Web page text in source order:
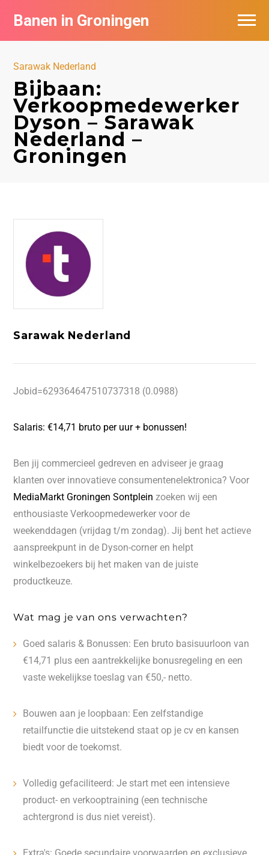
Banen in Groningen
Sarawak Nederland
Bijbaan:
Verkoopmedewerker
Dyson – Sarawak
Nederland –
Groningen
Sarawak Nederland
Jobid=629364647510737318 (0.0988)
Salaris: €14,71 bruto per uur + bonussen!
Ben jij commercieel gedreven en adviseer je graag
klanten over innovatieve consumentenelektronica? Voor
MediaMarkt Groningen Sontplein zoeken wij een
enthousiaste Verkoopmedewerker voor de
weekenddagen (vrijdag t/m zondag). Jij bent het actieve
aanspreekpunt in de Dyson-corner en helpt
winkelbezoekers bij het maken van de juiste
productkeuze.
Wat mag je van ons verwachten?
Goed salaris & Bonussen: Een bruto basisuurloon van
€14,71 plus een aantrekkelijke bonusregeling en een
vaste wekelijkse toeslag van €50,- netto.
Bouwen aan je loopbaan: Een zelfstandige
retailfunctie die uitstekend staat op je cv en kansen
biedt voor de toekomst.
Volledig gefaciliteerd: Je start met een intensieve
product- en verkooptraining (een technische
achtergrond is dus niet vereist).
Vacatures per bedrijf
Nieuwsbrief feed